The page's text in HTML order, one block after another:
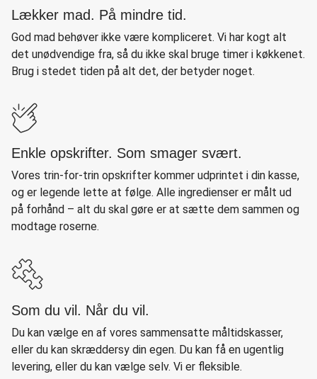
Lækker mad. På mindre tid.
God mad behøver ikke være kompliceret. Vi har kogt alt
det unødvendige fra, så du ikke skal bruge timer i køkkenet.
Brug i stedet tiden på alt det, der betyder noget.
Enkle opskrifter. Som smager svært.
Vores trin-for-trin opskrifter kommer udprintet i din kasse,
og er legende lette at følge. Alle ingredienser er målt ud
på forhånd – alt du skal gøre er at sætte dem sammen og
modtage roserne.
Som du vil. Når du vil.
Du kan vælge en af vores sammensatte måltidskasser,
eller du kan skræddersy din egen. Du kan få en ugentlig
levering, eller du kan vælge selv. Vi er fleksible.